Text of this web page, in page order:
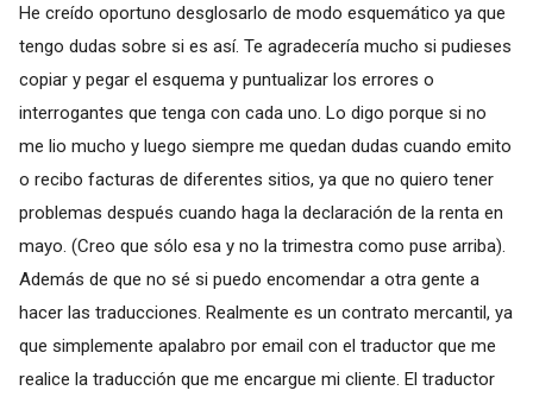
He creído oportuno desglosarlo de modo esquemático ya que
tengo dudas sobre si es así. Te agradecería mucho si pudieses
copiar y pegar el esquema y puntualizar los errores o
interrogantes que tenga con cada uno. Lo digo porque si no
me lio mucho y luego siempre me quedan dudas cuando emito
o recibo facturas de diferentes sitios, ya que no quiero tener
problemas después cuando haga la declaración de la renta en
mayo. (Creo que sólo esa y no la trimestra como puse arriba).
Además de que no sé si puedo encomendar a otra gente a
hacer las traducciones. Realmente es un contrato mercantil, ya
que simplemente apalabro por email con el traductor que me
realice la traducción que me encargue mi cliente. El traductor